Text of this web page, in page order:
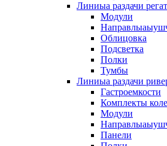
Линиыа раздачи
Модули
Облицовка
Подсветка
Полки
Тумбы
Линиыа раздачи
Гастроемкости
Комплекты
Модули
Панели